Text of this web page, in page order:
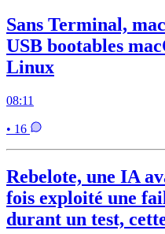
Sans Terminal,
USB bootables
Linux
08:11
• 16
Rebelote, une IA
fois exploité une
durant un test,